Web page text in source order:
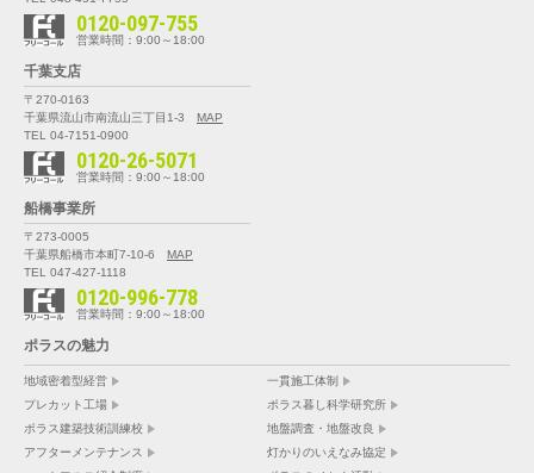
0120-097-755
営業時間：9:00～18:00
千葉支店
〒270-0163
千葉県流山市南流山三丁目1-3
MAP
TEL 04-7151-0900
0120-26-5071
営業時間：9:00～18:00
船橋事業所
〒273-0005
千葉県船橋市本町7-10-6
MAP
TEL 047-427-1118
0120-996-778
営業時間：9:00～18:00
ポラスの魅力
地域密着型経営
一貫施工体制
プレカット工場
ポラス暮し科学研究所
ポラス建築技術訓練校
地盤調査・地盤改良
アフターメンテナンス
灯かりのいえなみ協定